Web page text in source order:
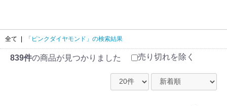
全て 「ピンクダイヤモンド」の検索結果
839件の商品が見つかりました 売り切れを除く